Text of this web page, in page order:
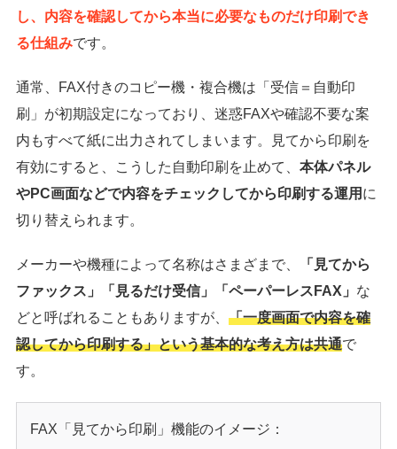
し、内容を確認してから本当に必要なものだけ印刷でき
る仕組みです。
通常、FAX付きのコピー機・複合機は「受信＝自動印
刷」が初期設定になっており、迷惑FAXや確認不要な案
内もすべて紙に出力されてしまいます。見てから印刷を
有効にすると、こうした自動印刷を止めて、 本体パネル
やPC画面などで内容をチェックしてから印刷する運用 に
切り替えられます。
メーカーや機種によって名称はさまざまで、
「見てから
ファックス」「見るだけ受信」「ペーパーレスFAX」 な
どと呼ばれることもありますが、 「一度画面で内容を確
認してから印刷する」という基本的な考え方は共通で
す。
FAX「見てから印刷」機能のイメージ：